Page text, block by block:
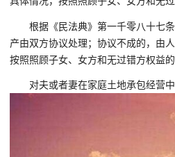
根据《民法典》第一千零八十七条
产由双方协议处理；协议不成的，由
按照照顾子女、女方和无过错方权益的
对夫或者妻在家庭土地承包经营中